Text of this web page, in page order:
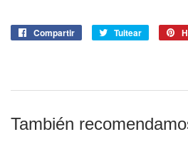
Compartir
CompartirTuitear
Tuitear
También